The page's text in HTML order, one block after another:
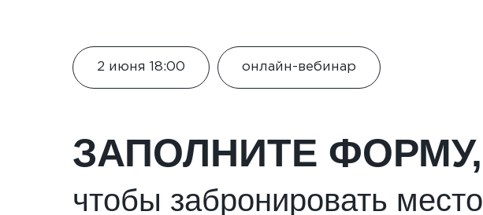
онлайн-вебинар
2 июня 18:00
чтобы забронировать место
ЗАПОЛНИТЕ ФОРМУ,